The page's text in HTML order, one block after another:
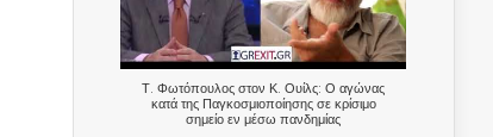
Τ. Φωτόπουλος στον Κ. Ουίλς: Ο αγώνας
κατά της Παγκοσμιοποίησης σε κρίσιμο
σημείο εν μέσω πανδημίας